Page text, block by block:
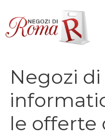
contenuto
Negozi di
le offerte